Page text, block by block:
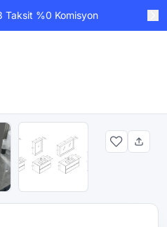
Taksit %0 Komisyon